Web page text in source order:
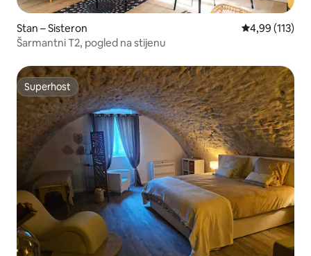
Stan – Sisteron Prosječna
4,99 (113)
Šarmantni T2, pogled na stijenu
Superhost
Superhost